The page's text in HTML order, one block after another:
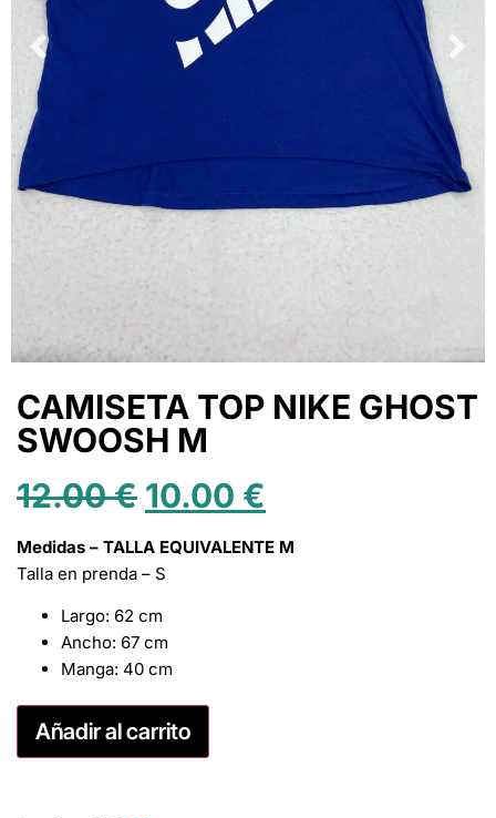
CAMISETA TOP NIKE GHOST
SWOOSH M
12.00€ 10.00 €
Medidas – TALLA EQUIVALENTE M
Talla en prenda – S
Largo: 62 cm
Ancho: 67 cm
Manga: 40 cm
Añadir al carrito